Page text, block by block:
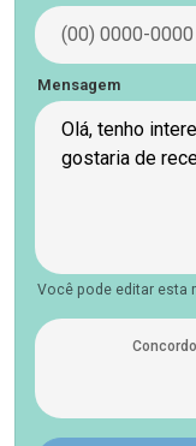
Mensagem
Você pode editar esta